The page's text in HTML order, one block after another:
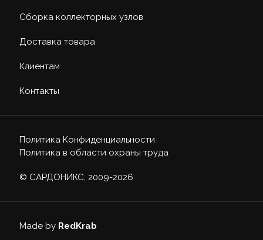
Сборка коллекторных узлов
Доставка товара
Клиентам
Контакты
Политика Конфиденциальности
Политика в области охраны труда
© САРДОНИКС, 2009-2026
Made by RedKrab